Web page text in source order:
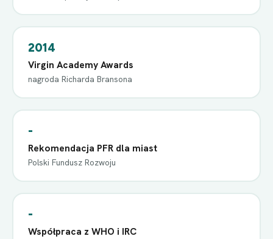
2014
Virgin Academy Awards
nagroda Richarda Bransona
-
Rekomendacja PFR dla miast
Polski Fundusz Rozwoju
-
Współpraca z WHO i IRC